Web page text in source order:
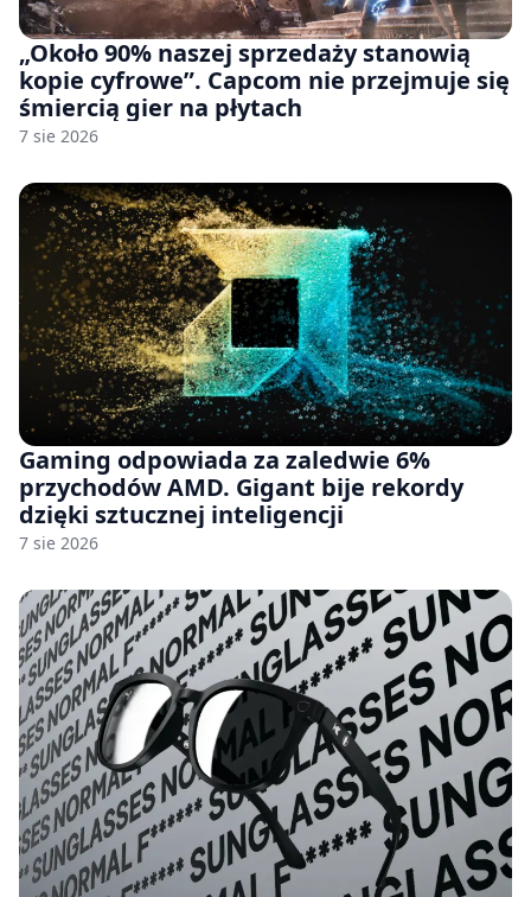
„Około 90% naszej sprzedaży stanowią
kopie cyfrowe”. Capcom nie przejmuje się
śmiercią gier na płytach
7 sie 2026
Gaming odpowiada za zaledwie 6%
przychodów AMD. Gigant bije rekordy
dzięki sztucznej inteligencji
7 sie 2026